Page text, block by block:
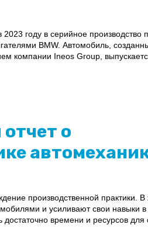
году в серийное производство
BMW. Автомобиль,
компании Ineos Group,
о
производственной практики. В
и усиливают свои навыки в
достаточно времени и ресурсов для